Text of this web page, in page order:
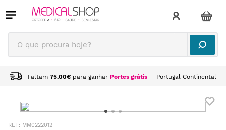
O que procura hoje?
Faltam 75.00€ para ganhar Portes grátis - Portugal Continental
: MM0222012